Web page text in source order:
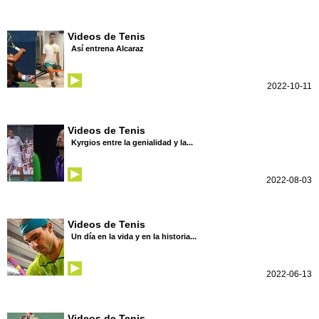
Videos de Tenis
Así entrena Alcaraz
2022-10-11
Videos de Tenis
Kyrgios entre la genialidad y la...
2022-08-03
Videos de Tenis
Un día en la vida y en la historia...
2022-06-13